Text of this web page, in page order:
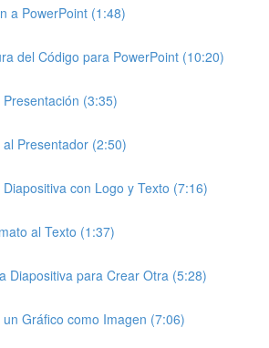
a PowerPoint (1:48)
del Código para PowerPoint (10:20)
(3:35)
Presentador (2:50)
con Logo y Texto (7:16)
al Texto (1:37)
Diapositiva para Crear Otra (5:28)
Gráfico como Imagen (7:06)